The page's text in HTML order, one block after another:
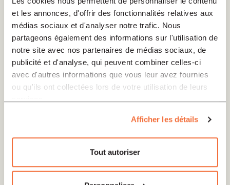
et les annonces, d'offrir des fonctionnalités relatives aux
médias sociaux et d'analyser notre trafic. Nous
partageons également des informations sur l'utilisation de
notre site avec nos partenaires de médias sociaux, de
publicité et d'analyse, qui peuvent combiner celles-ci
avec d'autres informations que vous leur avez fournies
ou qu'ils ont collectées lors de votre utilisation de leurs
Afficher les détails
Tout autoriser
Lanoir Corinne
"Corinne Lanoir a travaillé comme bibliste pour
l'Eglise évangélique luthérienne de France puis
enseigné les disciplines bibliques à la Faculté de
l’IPT Paris les cours d’Ancien Testament et la